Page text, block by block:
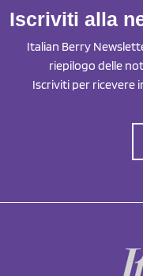
Iscriviti alla
Italian Berry
riepilogo delle
Iscriviti per ricevere